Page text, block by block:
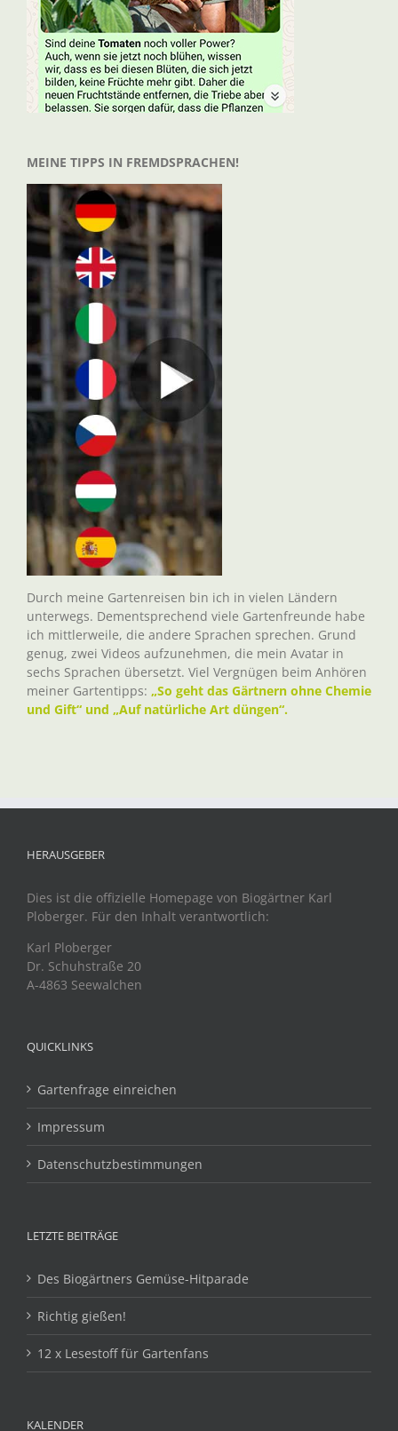
MEINE TIPPS IN FREMDSPRACHEN!
Durch meine Gartenreisen bin ich in vielen Ländern
unterwegs. Dementsprechend viele Gartenfreunde habe
ich mittlerweile, die andere Sprachen sprechen. Grund
genug, zwei Videos aufzunehmen, die mein Avatar in
sechs Sprachen übersetzt. Viel Vergnügen beim Anhören
meiner Gartentipps: „So geht das Gärtnern ohne Chemie
und Gift“ und „Auf natürliche Art düngen“.
HERAUSGEBER
Dies ist die offizielle Homepage von Biogärtner Karl
Ploberger. Für den Inhalt verantwortlich:
Karl Ploberger
Dr. Schuhstraße 20
A-4863 Seewalchen
QUICKLINKS
Gartenfrage einreichen
Impressum
Datenschutzbestimmungen
LETZTE BEITRÄGE
Des Biogärtners Gemüse-Hitparade
Richtig gießen!
12 x Lesestoff für Gartenfans
KALENDER